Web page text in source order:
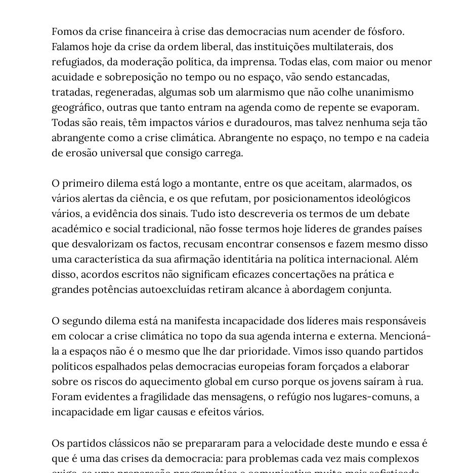
Fomos da crise financeira à crise das democracias num acender de fósforo.
Falamos hoje da crise da ordem liberal, das instituições multilaterais, dos
refugiados, da moderação política, da imprensa. Todas elas, com maior ou menor
acuidade e sobreposição no tempo ou no espaço, vão sendo estancadas,
tratadas, regeneradas, algumas sob um alarmismo que não colhe unanimismo
geográfico, outras que tanto entram na agenda como de repente se evaporam.
Todas são reais, têm impactos vários e duradouros, mas talvez nenhuma seja tão
abrangente como a crise climática. Abrangente no espaço, no tempo e na cadeia
de erosão universal que consigo carrega.
O primeiro dilema está logo a montante, entre os que aceitam, alarmados, os
vários alertas da ciência, e os que refutam, por posicionamentos ideológicos
vários, a evidência dos sinais. Tudo isto descreveria os termos de um debate
académico e social tradicional, não fosse termos hoje líderes de grandes países
que desvalorizam os factos, recusam encontrar consensos e fazem mesmo disso
uma característica da sua afirmação identitária na política internacional. Além
disso, acordos escritos não significam eficazes concertações na prática e
grandes potências autoexcluídas retiram alcance à abordagem conjunta.
O segundo dilema está na manifesta incapacidade dos líderes mais responsáveis
em colocar a crise climática no topo da sua agenda interna e externa. Mencioná-
la a espaços não é o mesmo que lhe dar prioridade. Vimos isso quando partidos
políticos espalhados pelas democracias europeias foram forçados a elaborar
sobre os riscos do aquecimento global em curso porque os jovens saíram à rua.
Foram evidentes a fragilidade das mensagens, o refúgio nos lugares-comuns, a
incapacidade em ligar causas e efeitos vários.
Os partidos clássicos não se prepararam para a velocidade deste mundo e essa é
que é uma das crises da democracia: para problemas cada vez mais complexos